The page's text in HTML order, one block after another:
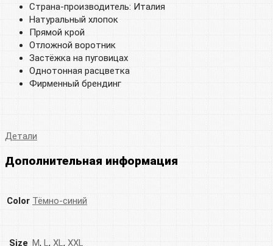
Страна-производитель: Италия
Натуральный хлопок
Прямой крой
Отложной воротник
Застёжка на пуговицах
Однотонная расцветка
Фирменный брендинг
Детали
Дополнительная информация
Color Тёмно-синий
Size M, L, XL, XXL